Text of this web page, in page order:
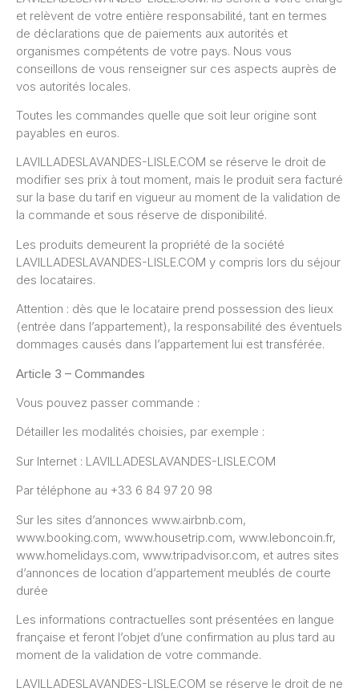
et relèvent de votre entière responsabilité, tant en termes
de déclarations que de paiements aux autorités et
organismes compétents de votre pays. Nous vous
conseillons de vous renseigner sur ces aspects auprès de
vos autorités locales.
Toutes les commandes quelle que soit leur origine sont
payables en euros.
LAVILLADESLAVANDES-LISLE.COM se réserve le droit de
modifier ses prix à tout moment, mais le produit sera facturé
sur la base du tarif en vigueur au moment de la validation de
la commande et sous réserve de disponibilité.
Les produits demeurent la propriété de la société
LAVILLADESLAVANDES-LISLE.COM y compris lors du séjour
des locataires.
Attention : dès que le locataire prend possession des lieux
(entrée dans l’appartement), la responsabilité des éventuels
dommages causés dans l’appartement lui est transférée.
Article 3 – Commandes
Vous pouvez passer commande :
Détailler les modalités choisies, par exemple :
Sur Internet : LAVILLADESLAVANDES-LISLE.COM
Par téléphone au +33 6 84 97 20 98
Sur les sites d’annonces www.airbnb.com,
www.booking.com, www.housetrip.com, www.leboncoin.fr,
www.homelidays.com, www.tripadvisor.com, et autres sites
d’annonces de location d’appartement meublés de courte
durée
Les informations contractuelles sont présentées en langue
française et feront l’objet d’une confirmation au plus tard au
moment de la validation de votre commande.
LAVILLADESLAVANDES-LISLE.COM se réserve le droit de ne